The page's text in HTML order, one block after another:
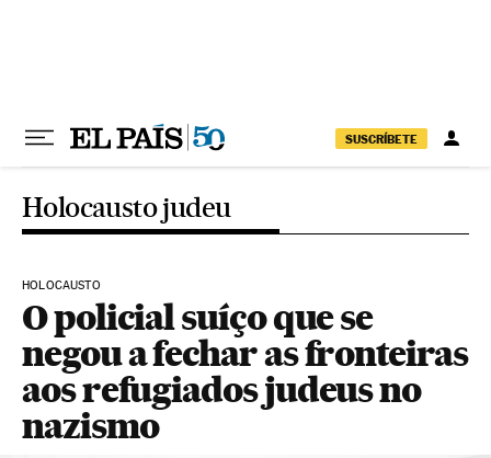
SUSCRÍBETE
Holocausto judeu
HOLOCAUSTO
O policial suíço que se
negou a fechar as fronteiras
aos refugiados judeus no
nazismo